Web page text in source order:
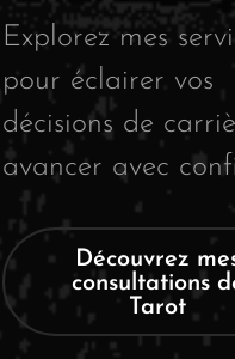
Explorez mes
pour éclairer vos
décisions de
avancer avec
Découvrez
consultations
Tarot